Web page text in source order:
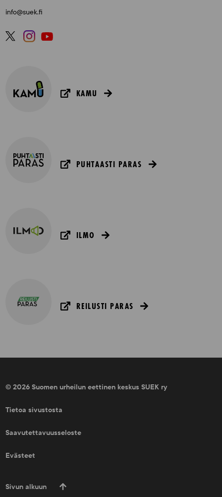
info@suek.fi
KAMU
PUHTAASTI PARAS
ILMO
REILUSTI PARAS
© 2026 Suomen urheilun eettinen keskus SUEK ry
Tietoa sivustosta
Saavutettavuusseloste
Evästeet
Sivun alkuun